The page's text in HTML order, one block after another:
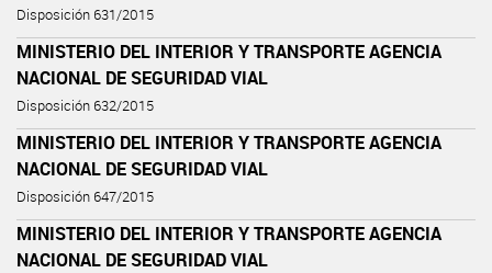
Disposición 631/2015
MINISTERIO DEL INTERIOR Y TRANSPORTE AGENCIA
NACIONAL DE SEGURIDAD VIAL
Disposición 632/2015
MINISTERIO DEL INTERIOR Y TRANSPORTE AGENCIA
NACIONAL DE SEGURIDAD VIAL
Disposición 647/2015
MINISTERIO DEL INTERIOR Y TRANSPORTE AGENCIA
NACIONAL DE SEGURIDAD VIAL